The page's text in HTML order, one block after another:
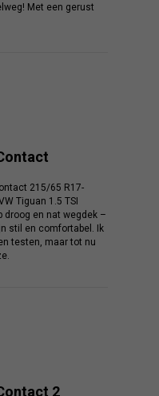
Met een gerust
215/65 R17-
Tiguan 1.5 TSI
droog en nat wegdek –
stil en comfortabel. Ik
testen, maar tot nu
2